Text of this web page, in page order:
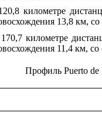
километре
13,8 км,
километре
11,4 км,
Профиль Puerto de